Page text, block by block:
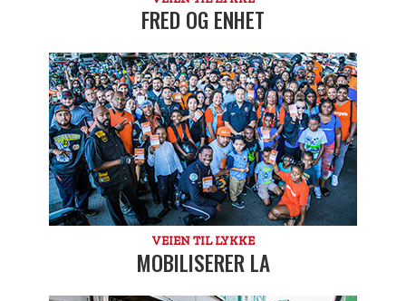
FRED OG ENHET
VEIEN TIL LYKKE
MOBILISERER LA